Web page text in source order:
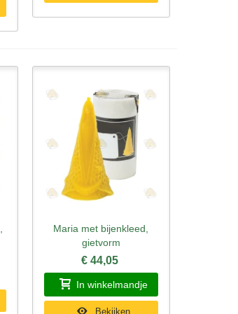
Snel bekijken
Maria met bijenkleed,
gietvorm
€ 44,05
In winkelmandje
Bekijken